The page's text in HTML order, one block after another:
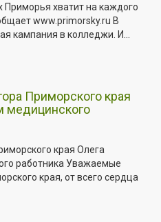
хватит на каждого
www.primorsky.ru В
кампания в колледжи. И...
Приморского края
медицинского
края Олега
работника Уважаемые
края, от всего сердца